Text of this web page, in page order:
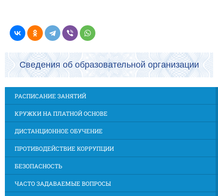
Сведения об образовательной организации
РАСПИСАНИЕ ЗАНЯТИЙ
КРУЖКИ НА ПЛАТНОЙ ОСНОВЕ
ДИСТАНЦИОННОЕ ОБУЧЕНИЕ
ПРОТИВОДЕЙСТВИЕ КОРРУПЦИИ
БЕЗОПАСНОСТЬ
ЧАСТО ЗАДАВАЕМЫЕ ВОПРОСЫ